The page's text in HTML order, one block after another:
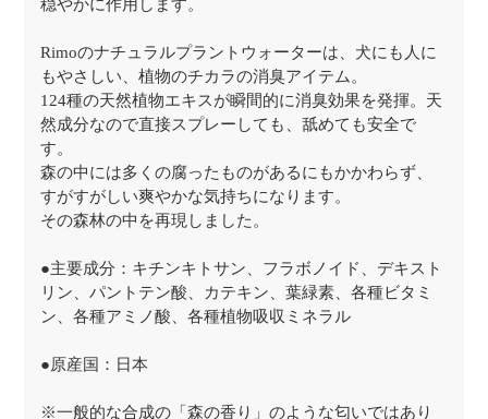
穏やかに作用します。
Rimoのナチュラルプラントウォーターは、犬にも人に
もやさしい、植物のチカラの消臭アイテム。
124種の天然植物エキスが瞬間的に消臭効果を発揮。天
然成分なので直接スプレーしても、舐めても安全で
す。
森の中には多くの腐ったものがあるにもかかわらず、
すがすがしい爽やかな気持ちになります。
その森林の中を再現しました。
●主要成分：キチンキトサン、フラボノイド、デキスト
リン、パントテン酸、カテキン、葉緑素、各種ビタミ
ン、各種アミノ酸、各種植物吸収ミネラル
●原産国：日本
※一般的な合成の「森の香り」のような匂いではあり